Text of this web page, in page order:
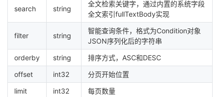
开
发
者
学
的
Programs
我
支
持
search string
全文检索关键字，通过内置的系统字段
全文索引fullTextBody实现
filter string
智能查询条件，格式为Condition对象
JSON序列化后的字符串
orderby
string
排序方式，ASC和DESC
offset
int32
分页开始位置
limit
int32
每页数量